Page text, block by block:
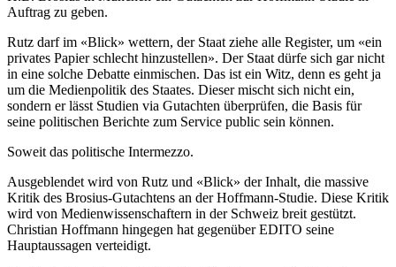
Auftrag zu geben.
Rutz darf im «Blick» wettern, der Staat ziehe alle Register, um «ein
privates Papier schlecht hinzustellen». Der Staat dürfe sich gar nicht
in eine solche Debatte einmischen. Das ist ein Witz, denn es geht ja
um die Medienpolitik des Staates. Dieser mischt sich nicht ein,
sondern er lässt Studien via Gutachten überprüfen, die Basis für
seine politischen Berichte zum Service public sein können.
Soweit das politische Intermezzo.
Ausgeblendet wird von Rutz und «Blick» der Inhalt, die massive
Kritik des Brosius-Gutachtens an der Hoffmann-Studie. Diese Kritik
wird von Medienwissenschaftern in der Schweiz breit gestützt.
Christian Hoffmann hingegen hat gegenüber EDITO seine
Hauptaussagen verteidigt.